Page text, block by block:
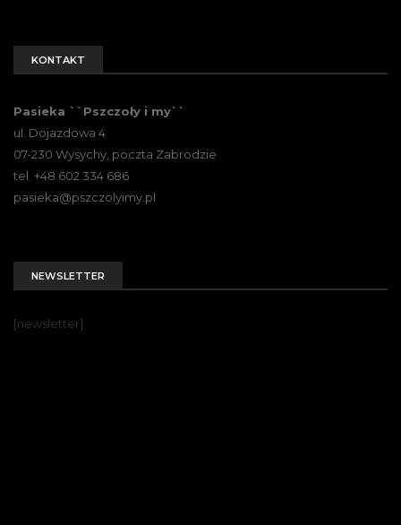
KONTAKT
Pasieka ``Pszczoły i my``
ul. Dojazdowa 4
07-230 Wysychy, poczta Zabrodzie
tel. +48 602 334 686
pasieka@pszczolyimy.pl
NEWSLETTER
[newsletter]